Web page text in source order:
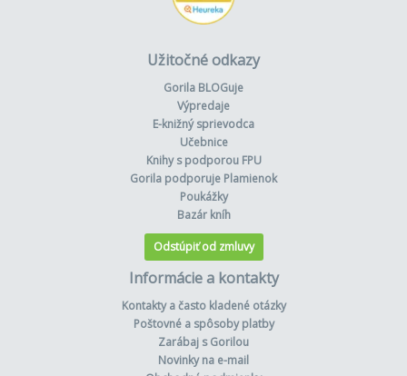
Užitočné odkazy
Gorila BLOGuje
Výpredaje
E-knižný sprievodca
Učebnice
Knihy s podporou FPU
Gorila podporuje Plamienok
Poukážky
Bazár kníh
Odstúpiť od zmluvy
Informácie a kontakty
Kontakty a často kladené otázky
Poštovné a spôsoby platby
Zarábaj s Gorilou
Novinky na e-mail